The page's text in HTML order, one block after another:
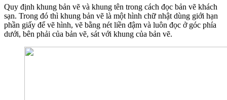
Quy định khung bản vẽ và khung tên trong cách đọc bản vẽ khách
sạn. Trong đó thì khung bản vẽ là một hình chữ nhật dùng giới hạn
phần giấy để vẽ hình, vẽ bằng nét liền đậm và luôn đọc ở góc phía
dưới, bên phải của bản vẽ, sát với khung của bản vẽ.